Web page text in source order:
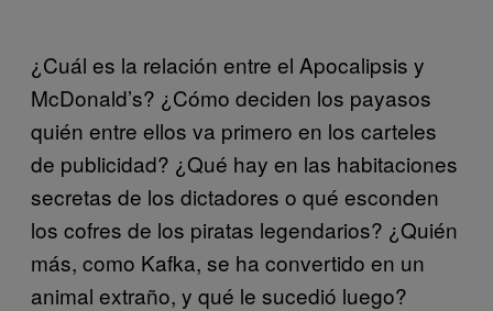
¿Cuál es la relación entre el Apocalipsis y
McDonald’s? ¿Cómo deciden los payasos
quién entre ellos va primero en los carteles
de publicidad? ¿Qué hay en las habitaciones
secretas de los dictadores o qué esconden
los cofres de los piratas legendarios? ¿Quién
más, como Kafka, se ha convertido en un
animal extraño, y qué le sucedió luego?